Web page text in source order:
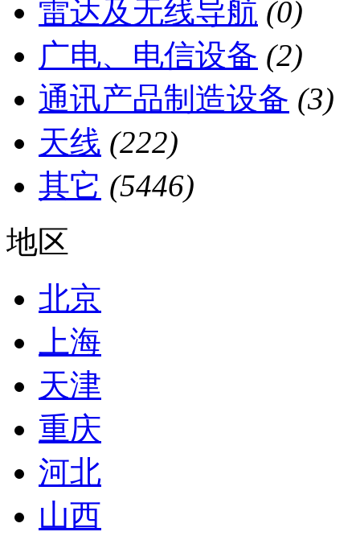
雷达及无线导航 (0)
广电、电信设备 (2)
通讯产品制造设备 (3)
天线 (222)
其它 (5446)
地区
北京
上海
天津
重庆
河北
山西